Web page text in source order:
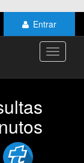
Entrar
Toggle